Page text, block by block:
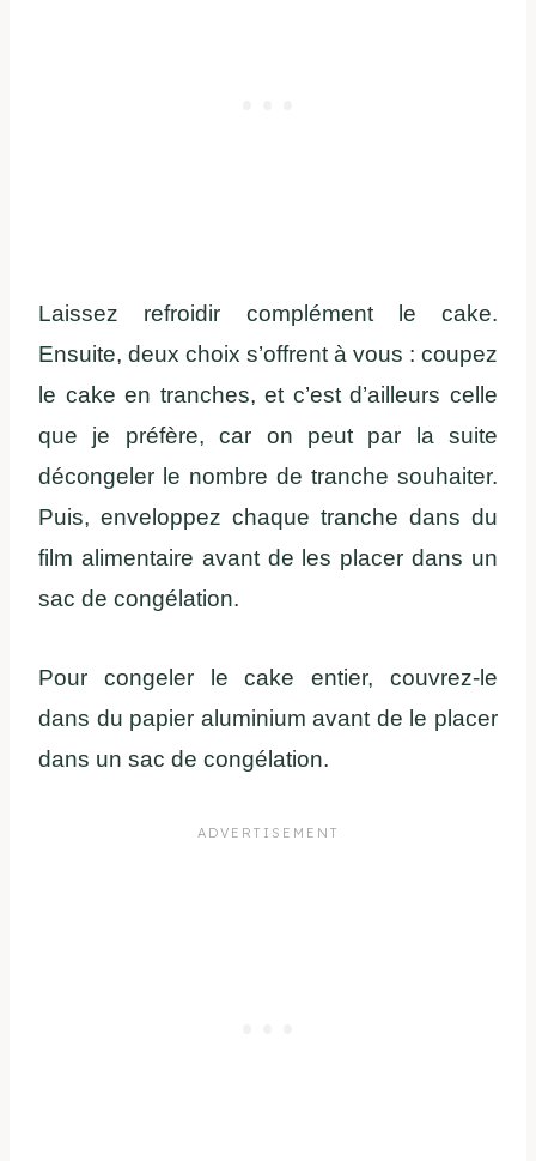
Laissez refroidir complément le cake.
Ensuite, deux choix s’offrent à vous : coupez
le cake en tranches, et c’est d’ailleurs celle
que je préfère, car on peut par la suite
décongeler le nombre de tranche souhaiter.
Puis, enveloppez chaque tranche dans du
film alimentaire avant de les placer dans un
sac de congélation.
Pour congeler le cake entier, couvrez-le
dans du papier aluminium avant de le placer
dans un sac de congélation.